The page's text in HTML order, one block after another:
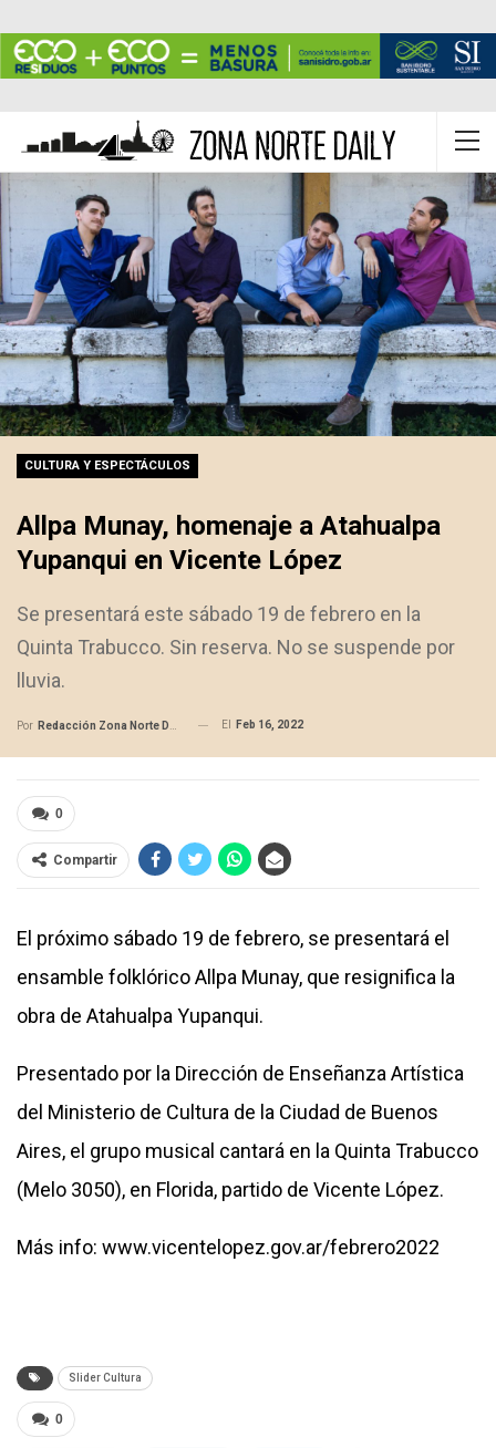
CULTURA Y ESPECTÁCULOS
Allpa Munay, homenaje a Atahualpa
Yupanqui en Vicente López
Se presentará este sábado 19 de febrero en la
Quinta Trabucco. Sin reserva. No se suspende por
lluvia.
Por Redacción Zona Norte Daily El Feb 16, 2022
0
Compartir
El próximo sábado 19 de febrero, se presentará el
ensamble folklórico Allpa Munay, que resignifica la
obra de Atahualpa Yupanqui.
Presentado por la Dirección de Enseñanza Artística
del Ministerio de Cultura de la Ciudad de Buenos
Aires, el grupo musical cantará en la Quinta Trabucco
(Melo 3050), en Florida, partido de Vicente López.
Más info: www.vicentelopez.gov.ar/febrero2022
Slider Cultura
0